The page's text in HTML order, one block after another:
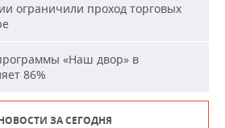
ограничили проход торговых
«Наш двор» в
86%
ЗА СЕГОДНЯ